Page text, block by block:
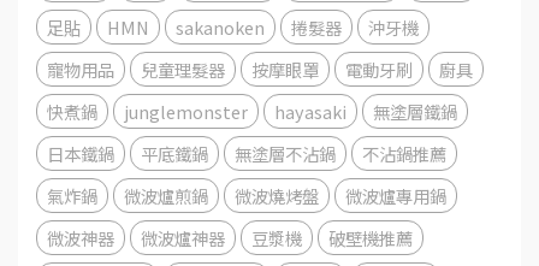
足貼
HMN sakanoken 捲髮器
沖牙機
寵物用品
兒童理髮器 按摩眼罩 電動牙刷
廚具
快煮鍋
junglemonster hayasaki
無塗層鐵鍋
日本鐵鍋
平底鐵鍋 無塗層不沾鍋
不沾鍋推薦
氣炸鍋
微波爐煎鍋 微波燒烤盤
微波爐專用鍋
微波神器
微波爐神器 豆漿機
破壁機推薦